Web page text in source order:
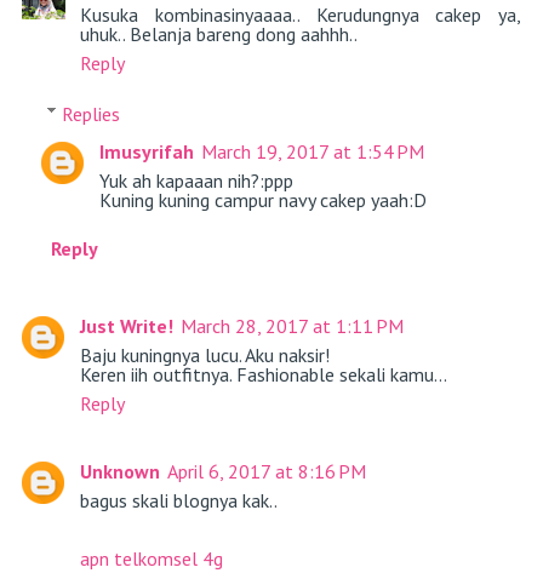
Kusuka kombinasinyaaaa.. Kerudungnya cakep ya,
uhuk.. Belanja bareng dong aahhh..
Reply
Replies
Imusyrifah March 19, 2017 at 1:54 PM
Yuk ah kapaaan nih?:ppp
Kuning kuning campur navy cakep yaah:D
Reply
Just Write! March 28, 2017 at 1:11 PM
Baju kuningnya lucu. Aku naksir!
Keren iih outfitnya. Fashionable sekali kamu...
Reply
Unknown April 6, 2017 at 8:16 PM
bagus skali blognya kak..
apn telkomsel 4g